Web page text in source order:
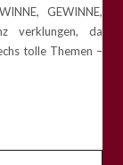
GEWINNE,
verklungen, da
tolle Themen –